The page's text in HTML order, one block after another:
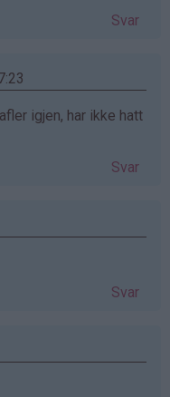
Svar
igjen, har ikke hatt
Svar
Svar